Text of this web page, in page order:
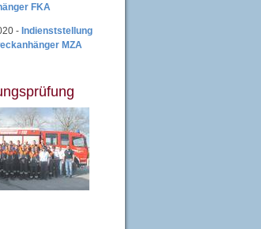
FKA
- Indienststellung
MZA